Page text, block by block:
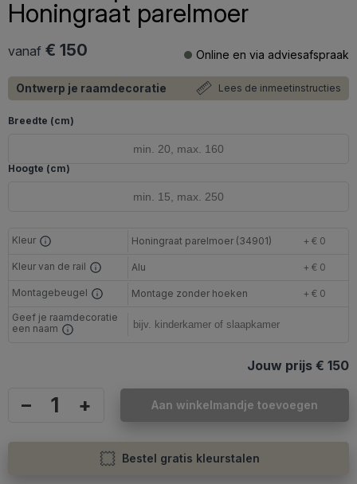
Honingraat parelmoer
vanaf € 150 Online en via adviesafspraak
Ontwerp je raamdecoratie Lees de inmeetinstructies
Breedte (cm)
Hoogte (cm)
Kleur Honingraat parelmoer (34901) + € 0
Kleur van de rail Alu + € 0
Montagebeugel Montage zonder hoeken
+ € 0
Geef je raamdecoratie
een naam
Jouw prijs € 150
– + Aan winkelmandje toevoegen
Bestel gratis kleurstalen